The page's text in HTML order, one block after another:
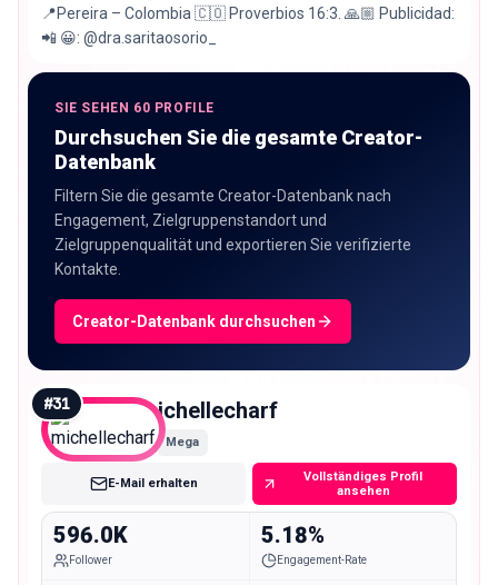
📍Pereira – Colombia 🇨🇴 Proverbios 16:3. 🙏🏼 Publicidad:
📲 😀: @dra.saritaosorio_
SIE SEHEN 60 PROFILE
Durchsuchen Sie die gesamte Creator-
Datenbank
Filtern Sie die gesamte Creator-Datenbank nach
Engagement, Zielgruppenstandort und
Zielgruppenqualität und exportieren Sie verifizierte
Kontakte.
Creator-Datenbank durchsuchen
#31 michellecharf
Mega
E-Mail erhalten
Vollständiges Profil
ansehen
596.0K
Follower
5.18%
Engagement-Rate